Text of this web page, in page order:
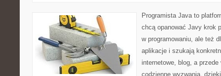
Programista Java to
chcą opanować Javy krok
w programowaniu, ale też
aplikacje i szukają
internetowe, blog, a
codzienne wyzwania,